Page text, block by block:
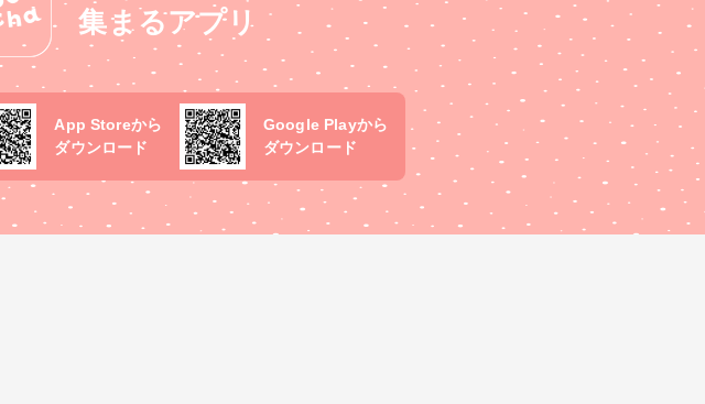
集まるアプリ
App Storeから
ダウンロード
Google Playから
ダウンロード